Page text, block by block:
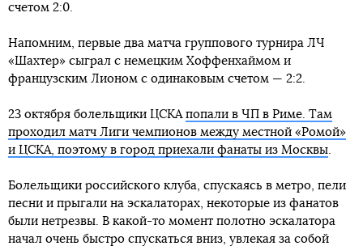
счетом 2:0.
Напомним, первые два матча группового турнира ЛЧ
«Шахтер» сыграл с немецким Хоффенхаймом и
французским Лионом с одинаковым счетом — 2:2.
23 октября болельщики ЦСКА попали в ЧП в Риме. Там
проходил матч Лиги чемпионов между местной «Ромой»
и ЦСКА, поэтому в город приехали фанаты из Москвы
Болельщики российского клуба, спускаясь в метро, пели
песни и прыгали на эскалаторах, некоторые из фанатов
были нетрезвы. В какой-то момент полотно эскалатора
начал очень быстро спускаться вниз, увлекая за собой